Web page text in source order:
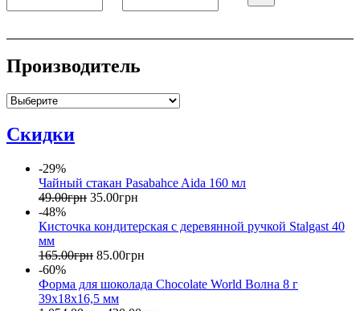
Производитель
Скидки
-29%
Чайный стакан Pasabahce Aida 160 мл
49.00грн 35.00грн
-48%
Кисточка кондитерская с деревянной ручкой Stalgast 40
мм
165.00грн 85.00грн
-60%
Форма для шоколада Chocolate World Волна 8 г
39x18x16,5 мм